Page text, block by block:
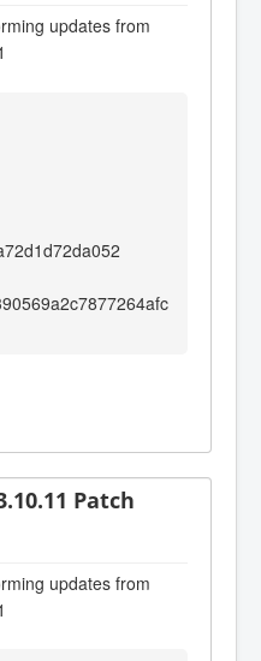
updates from
Patch
updates from